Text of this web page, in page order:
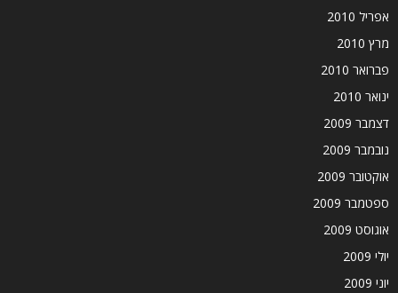
אפריל 2010
מרץ 2010
פברואר 2010
ינואר 2010
דצמבר 2009
נובמבר 2009
אוקטובר 2009
ספטמבר 2009
אוגוסט 2009
יולי 2009
יוני 2009